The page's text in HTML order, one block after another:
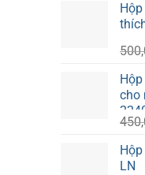
cho
LN